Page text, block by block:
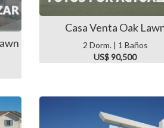
Casa Venta Oak
2 Dorm. | 1 Baños
US$ 90,500